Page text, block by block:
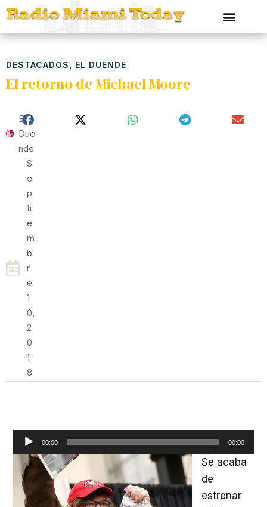
DESTACADOS EL DUENDE
El retorno de Michael Moore
El
Due
Nde
S
E
P
Ti
E
M
B
R
E
1
0,
2
0
1
8
Reproductor
de
audio
00:00 00:00
Se acaba
de
estrenar